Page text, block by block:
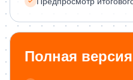
Полная версия